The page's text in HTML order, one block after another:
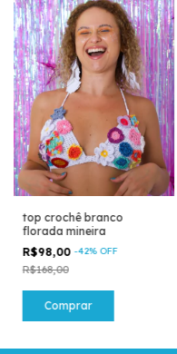
top crochê branco
florada mineira
R$98,00-42% OFF
R$168,00
Comprar